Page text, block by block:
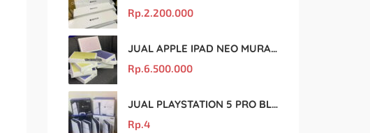
Rp.2.200.000
JUAL APPLE IPAD NEO MURAH DAN ORIGINAL
Rp.6.500.000
JUAL PLAYSTATION 5 PRO BLACK MARKET MURAH DAN ORIGINAL
Rp.4